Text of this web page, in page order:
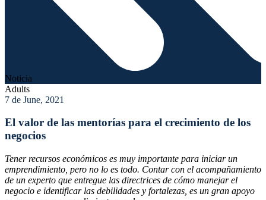
Noticia
Adults
7 de June, 2021
El valor de las mentorías para el crecimiento de los
negocios
Tener recursos económicos es muy importante para iniciar un
emprendimiento, pero no lo es todo. Contar con el acompañamiento
de un experto que entregue las directrices de cómo manejar el
negocio e identificar las debilidades y fortalezas, es un gran apoyo